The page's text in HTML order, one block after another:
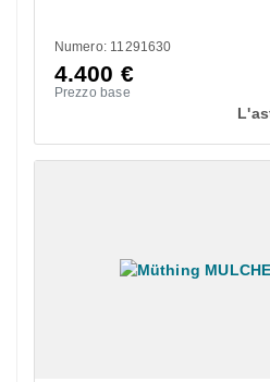
Numero: 11291630
4.400 €
Prezzo base